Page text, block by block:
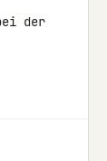
der